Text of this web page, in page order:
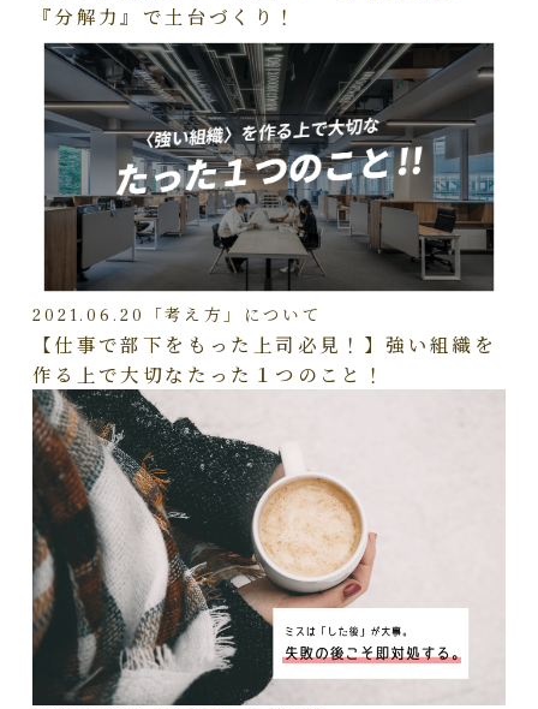
『分解力』で土台づくり！
2021.06.20 「考え方」について
【仕事で部下をもった上司必見！】強い組織を
作る上で大切なたった１つのこと！